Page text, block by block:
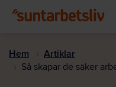
Hem Artiklar
Så skapar de säker